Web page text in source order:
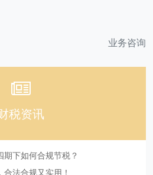
业务咨询
税资讯
期下如何合规节税？
法合规又实用！